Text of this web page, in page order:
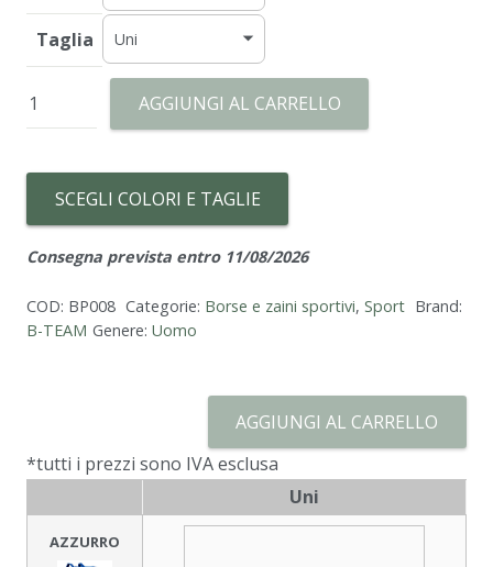
Taglia
BASIC
ZAINO
AGGIUNGI AL CARRELLO
SCEGLI COLORI E TAGLIE
Consegna prevista entro 11/08/2026
COD: BP008 Categorie: Borse e zaini sportivi, Sport Brand:
B-TEAM Genere: Uomo
AGGIUNGI AL CARRELLO
*tutti i prezzi sono IVA esclusa
Uni
AZZURRO